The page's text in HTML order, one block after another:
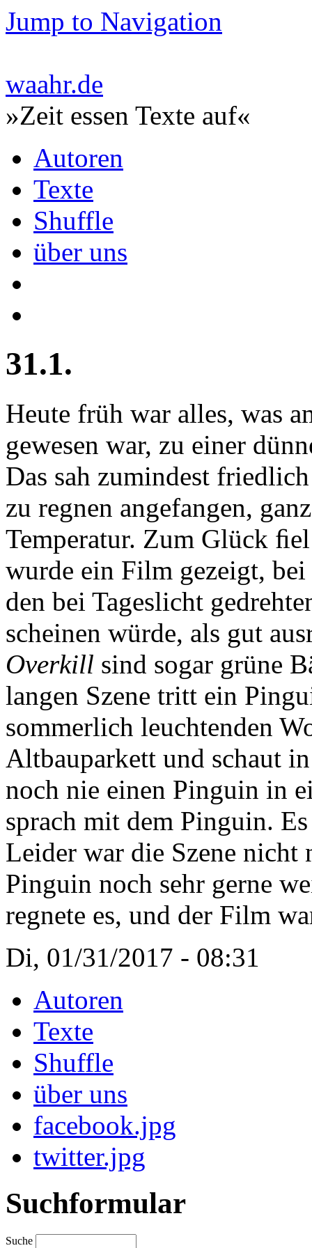
Jump to Navigation
waahr.de
»Zeit essen Texte auf«
Autoren
Texte
Shuffle
über uns
31.1.
Heute früh war alles, was
gewesen war, zu einer
Das sah zumindest
zu regnen angefangen,
Temperatur. Zum Glück
wurde ein Film gezeigt,
den bei Tageslicht
scheinen würde, als gut
Overkill sind sogar grüne
langen Szene tritt ein
sommerlich leuchtenden
Altbauparkett und schaut
noch nie einen Pinguin in
sprach mit dem Pinguin.
Leider war die Szene nicht
Pinguin noch sehr gerne
regnete es, und der Film
Di, 01/31/2017 - 08:31
Autoren
Texte
Shuffle
über uns
facebook.jpg
twitter.jpg
Suchformular